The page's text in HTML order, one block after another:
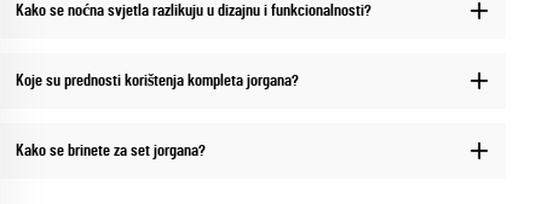
Kako se noćna svjetla razlikuju u dizajnu i funkcionalnosti?
Koje su prednosti korištenja kompleta jorgana?
Kako se brinete za set jorgana?